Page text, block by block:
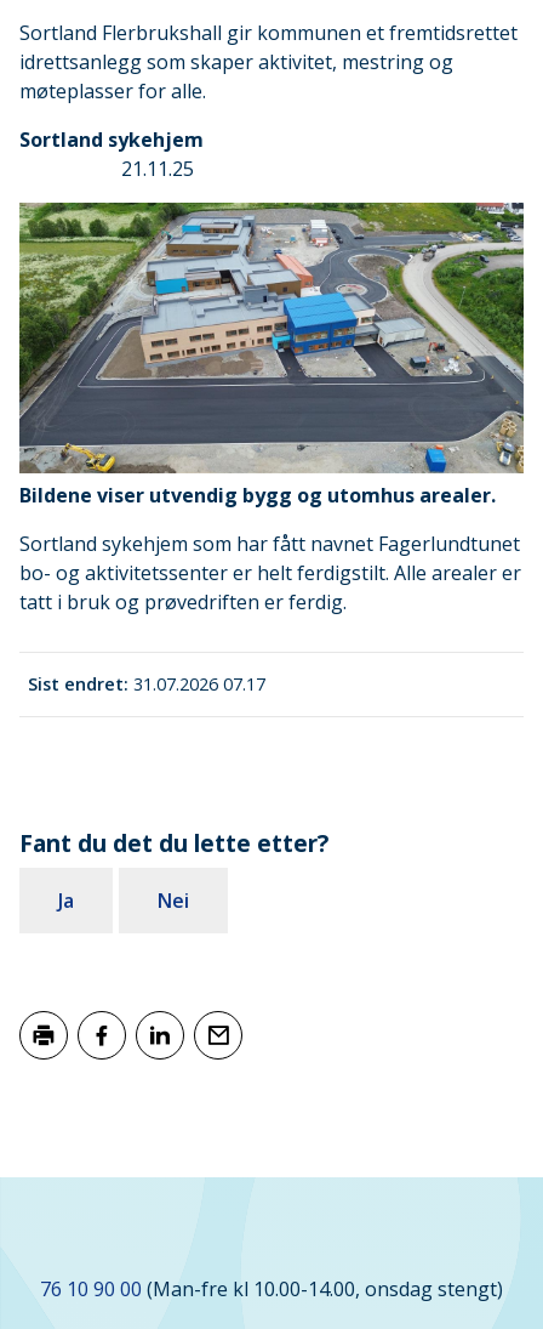
Sortland Flerbrukshall gir kommunen et fremtidsrettet
idrettsanlegg som skaper aktivitet, mestring og
møteplasser for alle.
Sortland sykehjem
21.11.25
Bildene viser utvendig bygg og utomhus arealer.
Sortland sykehjem som har fått navnet Fagerlundtunet
bo- og aktivitetssenter er helt ferdigstilt. Alle arealer er
tatt i bruk og prøvedriften er ferdig.
Sist endret 31.07.2026 07.17
Fant du det du lette etter?
Ja Nei
oss
76 10 90 00 (Man-fre kl 10.00-14.00, onsdag stengt)